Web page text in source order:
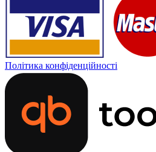
Політика конфіденційності